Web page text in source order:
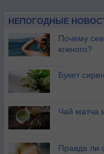
НЕПОГОДНЫЕ
Почему
южного?
Букет
Чай матча
Правда ли